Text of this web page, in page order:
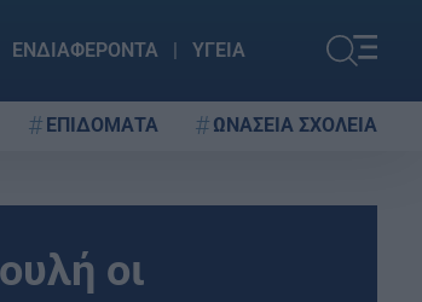
ΕΝΔΙΑΦΕΡΟΝΤΑ ΥΓΕΙΑ
ΕΠΙΔΟΜΑΤΑ ΩΝΑΣΕΙΑ ΣΧΟΛΕΙΑ
οι